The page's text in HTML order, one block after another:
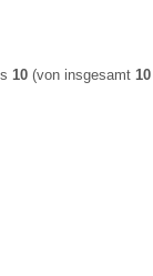
10 (von insgesamt 10